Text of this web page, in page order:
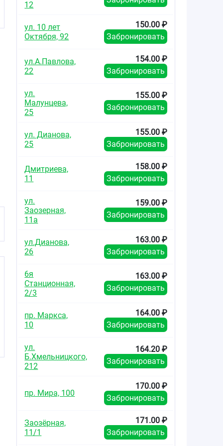
12
ул. 10 лет
Октября, 92
150.00 ₽
Забронировать
ул.А.Павлова,
22
154.00 ₽
Забронировать
ул.
Малунцева,
25
155.00 ₽
Забронировать
ул. Дианова,
25
155.00 ₽
Забронировать
Дмитриева,
11
158.00 ₽
Забронировать
ул.
Заозерная,
11а
159.00 ₽
Забронировать
ул.Дианова,
26
163.00 ₽
Забронировать
6я
Станционная,
2/3
163.00 ₽
Забронировать
пр. Маркса,
10
164.00 ₽
Забронировать
ул.
Б.Хмельницкого,
212
164.20 ₽
Забронировать
пр. Мира, 100
170.00 ₽
Забронировать
Заозёрная,
11/1
171.00 ₽
Забронировать